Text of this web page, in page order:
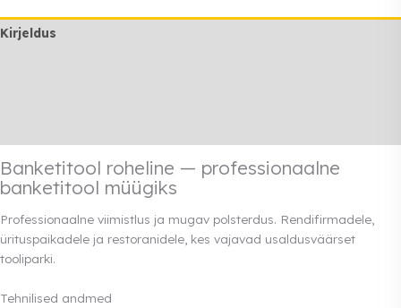
Kirjeldus
Banketitool roheline — professionaalne
banketitool müügiks
Professionaalne viimistlus ja mugav polsterdus. Rendifirmadele,
ürituspaikadele ja restoranidele, kes vajavad usaldusväärset
tooliparki.
Tehnilised andmed